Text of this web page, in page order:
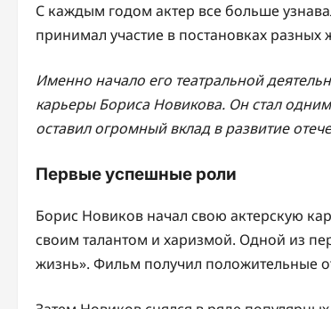
С каждым годом актер все больше
принимал участие в постановках разных
Именно начало его театральной
карьеры Бориса Новикова. Он стал
оставил огромный вклад в развитие
Первые успешные роли
Борис Новиков начал свою актерскую
своим талантом и харизмой. Одной из
жизнь». Фильм получил положительные